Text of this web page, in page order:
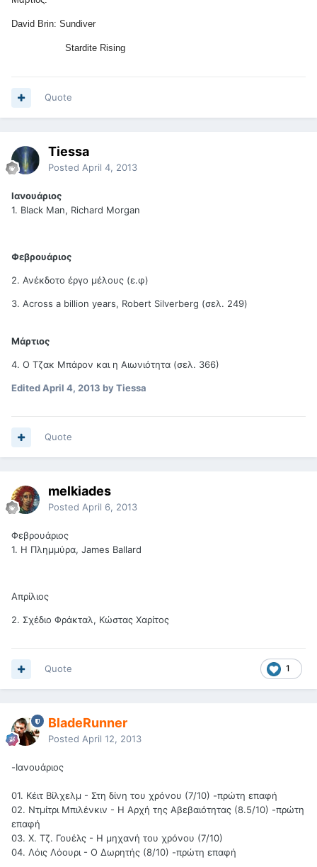
David Brin: Sundiver
Stardite Rising
Quote
Tiessa
Posted April 4, 2013
Ιανουάριος
1. Black Man, Richard Morgan
Φεβρουάριος
2. Ανέκδοτο έργο μέλους (ε.φ)
3. Across a billion years, Robert Silverberg (σελ. 249)
Μάρτιος
4. Ο Τζακ Μπάρον και η Αιωνιότητα (σελ. 366)
EditedApril 4, 2013 by Tiessa
Quote
melkiades
Posted April 6, 2013
Φεβρουάριος
1. Η Πλημμύρα, James Ballard
Απρίλιος
2. Σχέδιο Φράκταλ, Κώστας Χαρίτος
1
Quote
BladeRunner
Posted April 12, 2013
-Ιανουάριος
01. Κέιτ Βίλχελμ - Στη δίνη του χρόνου (7/10) -πρώτη επαφή
02. Ντμίτρι Μπιλένκιν - Η Αρχή της Αβεβαιότητας (8.5/10) -πρώτη
επαφή
03. Χ. Τζ. Γουέλς - Η μηχανή του χρόνου (7/10)
04. Λόις Λόουρι - Ο Δωρητής (8/10) -πρώτη επαφή